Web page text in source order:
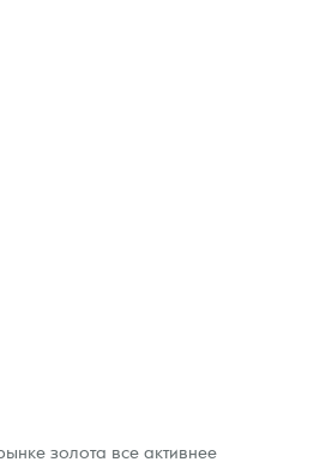
золота все активнее